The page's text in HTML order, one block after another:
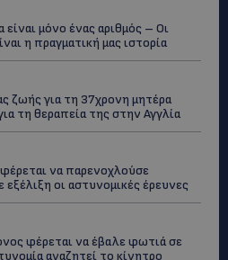
μόνο ένας αριθμός – Οι
η πραγματική μας ιστορία
ζωής για τη 37χρονη μητέρα
τη θεραπεία της στην Αγγλία
να παρενοχλούσε
οι αστυνομικές έρευνες
φέρεται να έβαλε φωτιά σε
αναζητεί το κίνητρο